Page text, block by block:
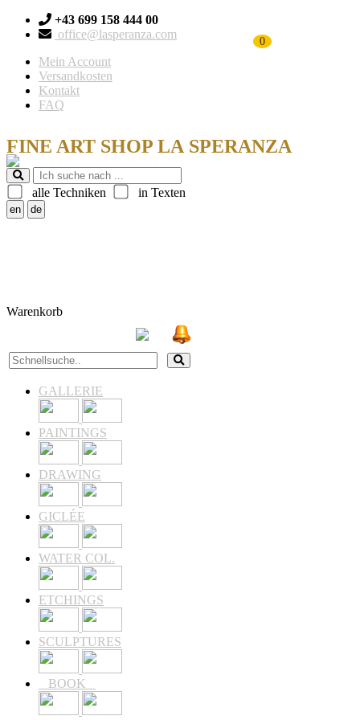
+43 699 158 444 00
office@lasperanza.com
Mein Account
Versandkosten
Kontakt
FAQ
FINE ART SHOP LA SPERANZA
alle Techniken in Texten
0
Warenkorb
GALLERIE
PAINTINGS
DRAWING
GICLÉE
WATER COL.
ETCHINGS
SCULPTURES
BOOK